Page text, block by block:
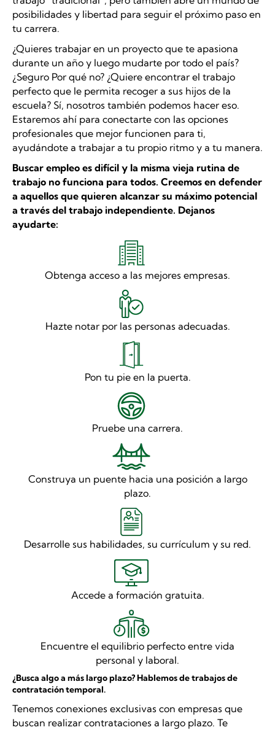
posibilidades y libertad para seguir el próximo paso en
tu carrera.
¿Quieres trabajar en un proyecto que te apasiona
durante un año y luego mudarte por todo el país?
¿Seguro Por qué no? ¿Quiere encontrar el trabajo
perfecto que le permita recoger a sus hijos de la
escuela? Sí, nosotros también podemos hacer eso.
Estaremos ahí para conectarte con las opciones
profesionales que mejor funcionen para ti,
ayudándote a trabajar a tu propio ritmo y a tu manera.
Buscar empleo es difícil y la misma vieja rutina de
trabajo no funciona para todos. Creemos en defender
a aquellos que quieren alcanzar su máximo potencial
a través del trabajo independiente. Dejanos
ayudarte:
Obtenga acceso a las mejores empresas.
Hazte notar por las personas adecuadas.
Pon tu pie en la puerta.
Pruebe una carrera.
Construya un puente hacia una posición a largo
plazo.
Desarrolle sus habilidades, su currículum y su red.
Accede a formación gratuita.
Encuentre el equilibrio perfecto entre vida
personal y laboral.
¿Busca algo a más largo plazo? Hablemos de trabajos de
contratación temporal.
Tenemos conexiones exclusivas con empresas que
buscan realizar contrataciones a largo plazo. Te